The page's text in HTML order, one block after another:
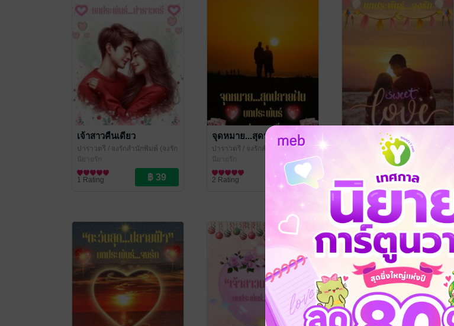
เจ้าสาวคืนเดียว
ปาราวตรี / จงรักสำนักพิมพ์ (จงรัก
ปาราวตรี หยาดน้ำค้าง ปราณ
ชนก)
นิยายรัก
1 Rating
จุดหมาย...สุดปลายฝัน
ปาราวตรี / จงรักสำนักพิมพ์ (จงรัก
ปาราวตรี หยาดน้ำค้าง ปราณ
ชนก)
นิยายรัก
2 Rating
ซาตานจำนนรัก
/ จงรักสำนักพิมพ์ (จงรัก ปา
ราวตรี หยาดน้ำค้าง ปราณชนก)
2 Rating